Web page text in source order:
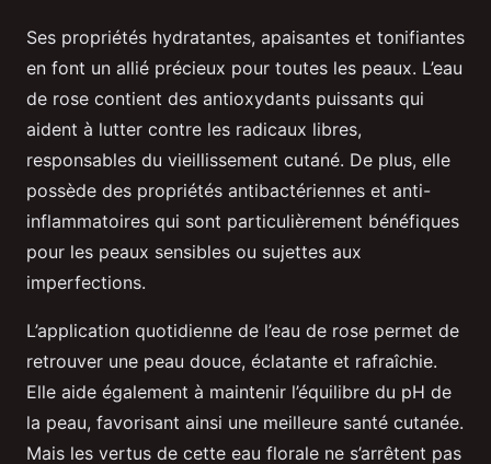
Ses propriétés hydratantes, apaisantes et tonifiantes
en font un allié précieux pour toutes les peaux. L’eau
de rose contient des antioxydants puissants qui
aident à lutter contre les radicaux libres,
responsables du vieillissement cutané. De plus, elle
possède des propriétés antibactériennes et anti-
inflammatoires qui sont particulièrement bénéfiques
pour les peaux sensibles ou sujettes aux
imperfections.
L’application quotidienne de l’eau de rose permet de
retrouver une peau douce, éclatante et rafraîchie.
Elle aide également à maintenir l’équilibre du pH de
la peau, favorisant ainsi une meilleure santé cutanée.
Mais les vertus de cette eau florale ne s’arrêtent pas